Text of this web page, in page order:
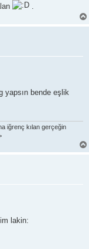
yapsın bende eşlik
iğrenç kılan gerçeğin
lakin: